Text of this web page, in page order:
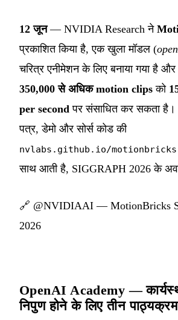
12 जून— NVIDIA Research ने
प्रकाशित किया है, एक खुला मॉडल (
चरित्र एनीमेशन के लिए बनाया गया है
350,000 से अधिक motion clips को
per second पर संसाधित कर सकता है।
पत्र, डेमो और सोर्स कोड की
nvlabs.github.io/motionbricks
साथ आती है, SIGGRAPH 2026 के
🔗 @NVIDIAAI — MotionBricks
2026
OpenAI Academy —
निपुण होने के लिए तीन पाठ्यक्रम